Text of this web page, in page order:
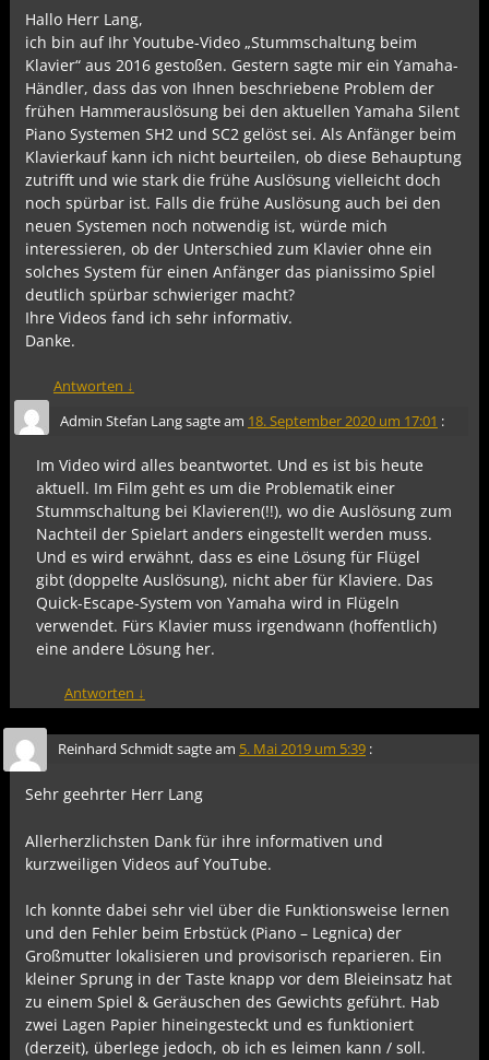
Hallo Herr Lang,
ich bin auf Ihr Youtube-Video „Stummschaltung beim
Klavier“ aus 2016 gestoßen. Gestern sagte mir ein Yamaha-
Händler, dass das von Ihnen beschriebene Problem der
frühen Hammerauslösung bei den aktuellen Yamaha Silent
Piano Systemen SH2 und SC2 gelöst sei. Als Anfänger beim
Klavierkauf kann ich nicht beurteilen, ob diese Behauptung
zutrifft und wie stark die frühe Auslösung vielleicht doch
noch spürbar ist. Falls die frühe Auslösung auch bei den
neuen Systemen noch notwendig ist, würde mich
interessieren, ob der Unterschied zum Klavier ohne ein
solches System für einen Anfänger das pianissimo Spiel
deutlich spürbar schwieriger macht?
Ihre Videos fand ich sehr informativ.
Danke.
Antworten ↓
Admin Stefan Langsagte am 18. September 2020 um 17:01 :
Im Video wird alles beantwortet. Und es ist bis heute
aktuell. Im Film geht es um die Problematik einer
Stummschaltung bei Klavieren(!!), wo die Auslösung zum
Nachteil der Spielart anders eingestellt werden muss.
Und es wird erwähnt, dass es eine Lösung für Flügel
gibt (doppelte Auslösung), nicht aber für Klaviere. Das
Quick-Escape-System von Yamaha wird in Flügeln
verwendet. Fürs Klavier muss irgendwann (hoffentlich)
eine andere Lösung her.
Antworten ↓
Reinhard Schmidtsagte am 5. Mai 2019 um 5:39 :
Sehr geehrter Herr Lang
Allerherzlichsten Dank für ihre informativen und
kurzweiligen Videos auf YouTube.
Ich konnte dabei sehr viel über die Funktionsweise lernen
und den Fehler beim Erbstück (Piano – Legnica) der
Großmutter lokalisieren und provisorisch reparieren. Ein
kleiner Sprung in der Taste knapp vor dem Bleieinsatz hat
zu einem Spiel & Geräuschen des Gewichts geführt. Hab
zwei Lagen Papier hineingesteckt und es funktioniert
(derzeit), überlege jedoch, ob ich es leimen kann / soll.